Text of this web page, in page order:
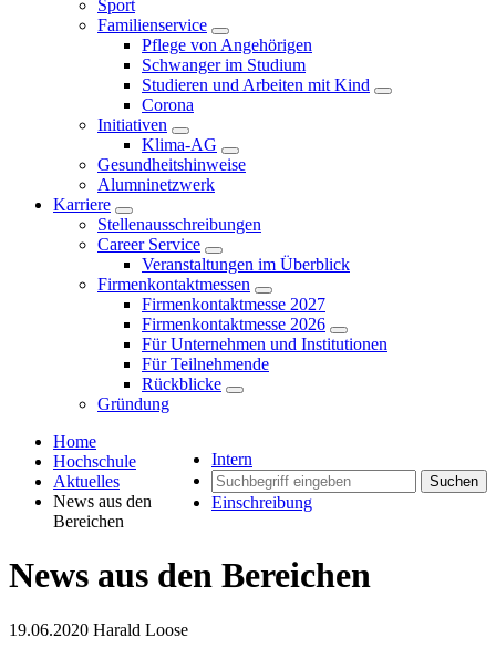
Sport
Familienservice
Pflege von Angehörigen
Schwanger im Studium
Studieren und Arbeiten mit Kind
Corona
Initiativen
Klima-AG
Gesundheitshinweise
Alumninetzwerk
Karriere
Stellenausschreibungen
Career Service
Veranstaltungen im Überblick
Firmenkontaktmessen
Firmenkontaktmesse 2027
Firmenkontaktmesse 2026
Für Unternehmen und Institutionen
Für Teilnehmende
Rückblicke
Gründung
Intern
Suchen
Einschreibung
Home
Hochschule
Aktuelles
News aus den
Bereichen
News aus den Bereichen
19.06.2020 Harald Loose